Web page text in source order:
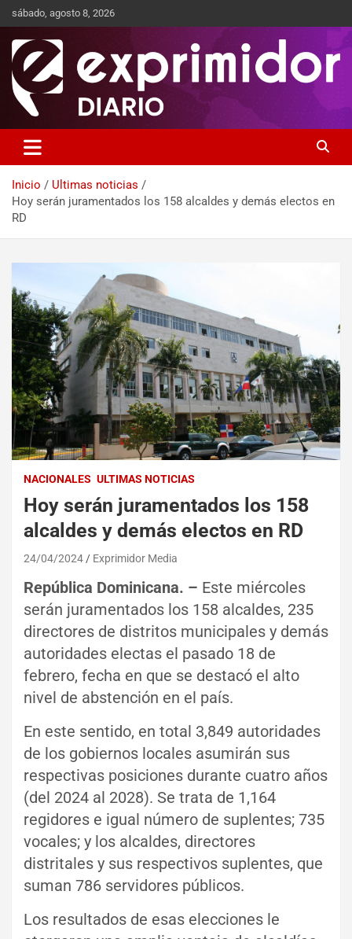
sábado, agosto 8, 2026
Exprimidor media
Inicio
Ultimas noticias
Hoy serán juramentados los 158 alcaldes y demás electos en
RD
NACIONALES ULTIMAS NOTICIAS
Hoy serán juramentados los 158
alcaldes y demás electos en RD
24/04/2024 Exprimidor Media
República Dominicana. – Este miércoles
serán juramentados los 158 alcaldes, 235
directores de distritos municipales y demás
autoridades electas el pasado 18 de
febrero, fecha en que se destacó el alto
nivel de abstención en el país.
En este sentido, en total 3,849 autoridades
de los gobiernos locales asumirán sus
respectivas posiciones durante cuatro años
(del 2024 al 2028). Se trata de 1,164
regidores e igual número de suplentes; 735
vocales; y los alcaldes, directores
distritales y sus respectivos suplentes, que
suman 786 servidores públicos.
Los resultados de esas elecciones le